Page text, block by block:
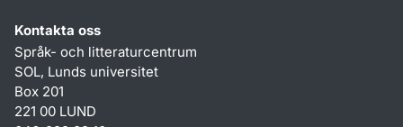
Kontakta oss
Språk- och litteraturcentrum
SOL, Lunds universitet
Box 201
221 00 LUND